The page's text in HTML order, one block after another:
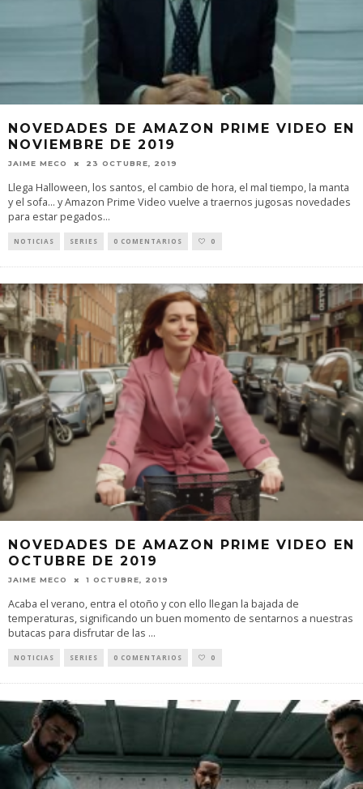
NOVEDADES DE AMAZON PRIME VIDEO EN
NOVIEMBRE DE 2019
JAIME MECO 23 OCTUBRE, 2019
Llega Halloween, los santos, el cambio de hora, el mal tiempo, la manta
y el sofa... y Amazon Prime Video vuelve a traernos jugosas novedades
para estar pegados...
NOTICIAS SERIES 0 COMENTARIOS 0
NOVEDADES DE AMAZON PRIME VIDEO EN
OCTUBRE DE 2019
JAIME MECO 1 OCTUBRE, 2019
Acaba el verano, entra el otoño y con ello llegan la bajada de
temperaturas, significando un buen momento de sentarnos a nuestras
butacas para disfrutar de las ...
NOTICIAS SERIES 0 COMENTARIOS 0